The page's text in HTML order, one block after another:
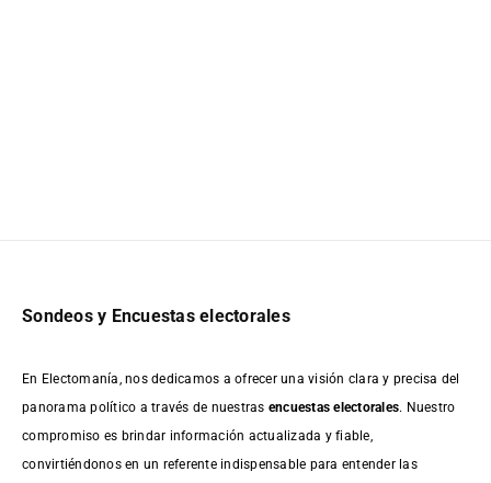
Sondeos y Encuestas electorales
En Electomanía, nos dedicamos a ofrecer una visión clara y precisa del
panorama político a través de nuestras encuestas electorales. Nuestro
compromiso es brindar información actualizada y fiable,
convirtiéndonos en un referente indispensable para entender las